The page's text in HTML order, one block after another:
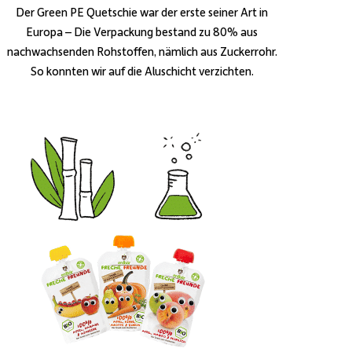
Der Green PE Quetschie war der erste seiner Art in
Europa – Die Verpackung bestand zu 80% aus
nachwachsenden Rohstoffen, nämlich aus Zuckerrohr.
So konnten wir auf die Aluschicht verzichten.